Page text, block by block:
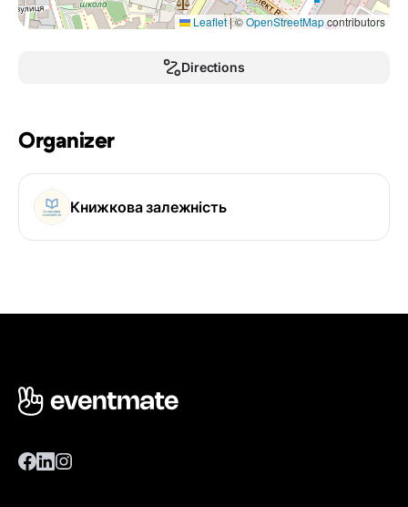
Leaflet|©OpenStreetMapcontributors
Directions
Organizer
Книжкова залежність